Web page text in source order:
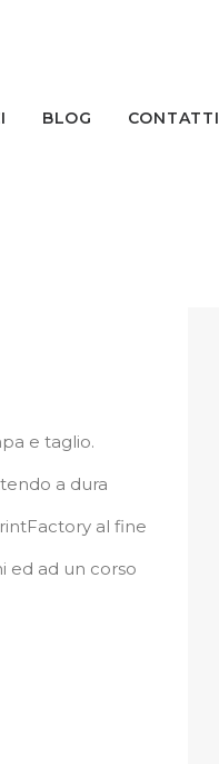
BLOG CONTATTI
e taglio.
a dura
al fine
ed ad un corso